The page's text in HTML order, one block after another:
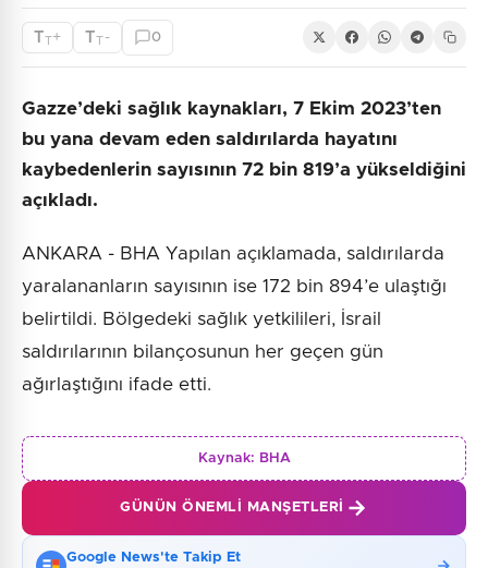
TT+ TT - 0
Gazze’deki sağlık kaynakları, 7 Ekim 2023’ten
bu yana devam eden saldırılarda hayatını
kaybedenlerin sayısının 72 bin 819’a yükseldiğini
açıkladı.
ANKARA - BHA Yapılan açıklamada, saldırılarda
yaralananların sayısının ise 172 bin 894’e ulaştığı
belirtildi. Bölgedeki sağlık yetkilileri, İsrail
saldırılarının bilançosunun her geçen gün
ağırlaştığını ifade etti.
Kaynak: BHA
GÜNÜN ÖNEMLI MANŞETLERI
Google News'te Takip Et